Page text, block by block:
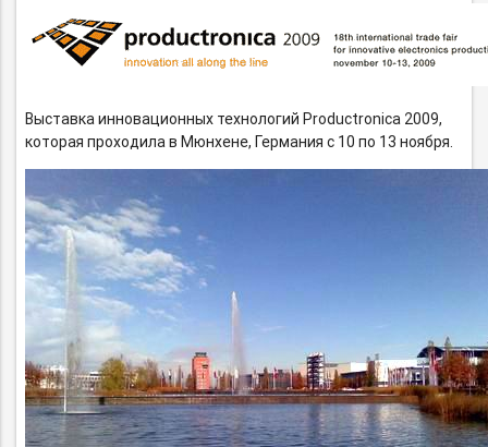
Выставка инновационных технологий Productronica 2009,
которая проходила в Мюнхене, Германия с 10 по 13 ноября.